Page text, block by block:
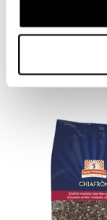
BIOFOOD